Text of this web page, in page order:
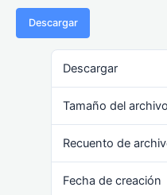
Descargar
Descargar
Tamaño del archivo
Recuento de
Fecha de creación